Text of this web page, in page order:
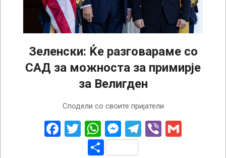
Зеленски: Ќе разговараме со
САД за можноста за примирје
за Велигден
Сподели со своите пријатели
Facebook
Twitter
WhatsApp
Messenger
Telegram
Viber
Share